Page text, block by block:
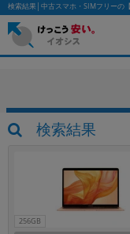
検索結果│中古スマホ・SIMフリーの【
検索結果
256GB
かんたんパ
フリーワード
除外ワード